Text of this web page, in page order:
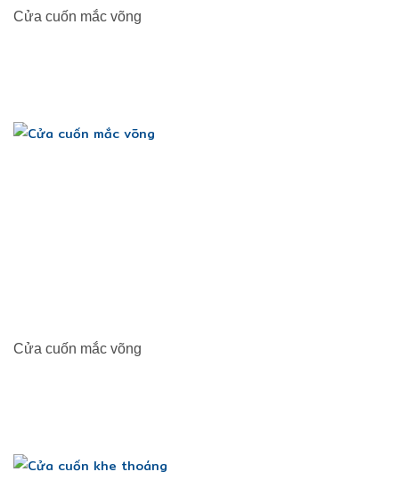
Cửa cuốn mắc võng
Cửa cuốn mắc võng